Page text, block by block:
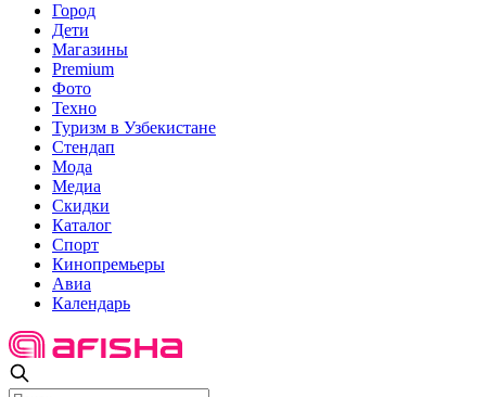
Город
Дети
Магазины
Premium
Фото
Техно
Туризм в Узбекистане
Стендап
Мода
Медиа
Скидки
Каталог
Спорт
Кинопремьеры
Авиа
Календарь